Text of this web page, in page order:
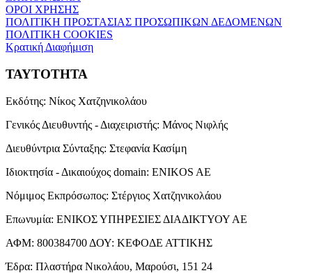
ΟΡΟΙ ΧΡΗΣΗΣ
ΠΟΛΙΤΙΚΗ ΠΡΟΣΤΑΣΙΑΣ ΠΡΟΣΩΠΙΚΩΝ ΔΕΔΟΜΕΝΩΝ
ΠΟΛΙΤΙΚΗ COOKIES
Κρατική Διαφήμιση
ΤΑΥΤΟΤΗΤΑ
Εκδότης: Νίκος Χατζηνικολάου
Γενικός Διευθυντής - Διαχειριστής: Μάνος Νιφλής
Διευθύντρια Σύνταξης: Στεφανία Κασίμη
Ιδιοκτησία - Δικαιούχος domain: ENIKOS AE
Νόμιμος Εκπρόσωπος: Στέργιος Χατζηνικολάου
Επωνυμία: ΕΝΙΚΟΣ ΥΠΗΡΕΣΙΕΣ ΔΙΑΔΙΚΤΥΟΥ ΑΕ
ΑΦΜ: 800384700 ΔΟΥ: ΚΕΦΟΔΕ ΑΤΤΙΚΗΣ
Έδρα: Πλαστήρα Νικολάου, Μαρούσι, 151 24